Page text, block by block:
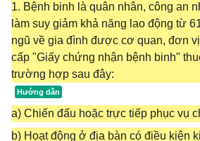
1. Bệnh binh là quân nhân, công an
làm suy giảm khả năng lao động từ
ngũ về gia đình được cơ quan, đơn
cấp "Giấy chứng nhận bệnh binh"
trường hợp sau đây:
a) Chiến đấu hoặc trực tiếp phục vụ
b) Hoạt động ở địa bàn có điều kiện